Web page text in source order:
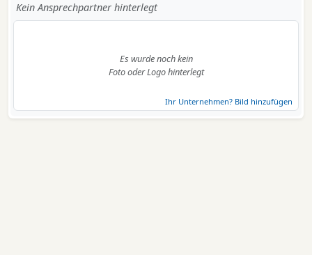
Kein Ansprechpartner hinterlegt
Es wurde noch kein
Foto oder Logo hinterlegt
Ihr Unternehmen? Bild hinzufügen